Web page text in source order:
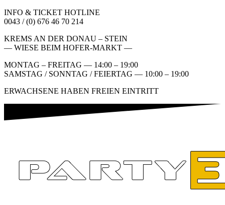
INFO & TICKET HOTLINE
0043 / (0) 676 46 70 214
KREMS AN DER DONAU – STEIN
— WIESE BEIM HOFER-MARKT —
MONTAG – FREITAG — 14:00 – 19:00
SAMSTAG / SONNTAG / FEIERTAG — 10:00 – 19:00
ERWACHSENE HABEN FREIEN EINTRITT